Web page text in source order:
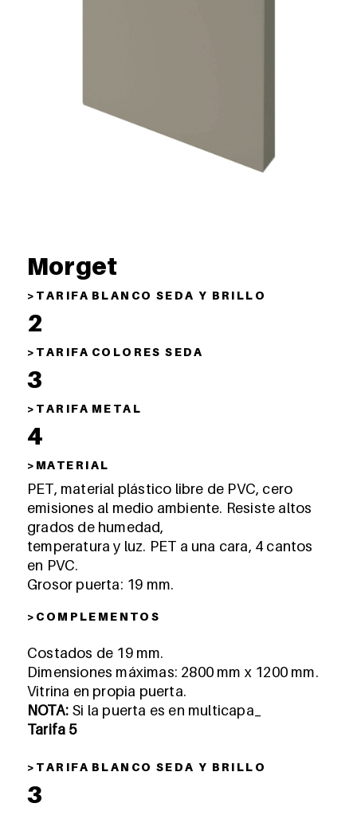
Morget
> T A R I F A B L A N C O S E D A Y B R I L L O
2
> T A R I F A C O L O R E S S E D A
3
> T A R I F A M E T A L
4
> MA T E R I A L
PET, material plástico libre de PVC, cero
emisiones al medio ambiente. Resiste altos
grados de humedad,
temperatura y luz. PET a una cara, 4 cantos
en PVC.
Grosor puerta: 19 mm.
> C O M P L E M E N T O S
Costados de 19 mm.
Dimensiones máximas: 2800 mm x 1200 mm.
Vitrina en propia puerta.
NOTA: Si la puerta es en multicapa_
Tarifa 5
> T A R I F A B L A N C O S E D A Y B R I L L O
3